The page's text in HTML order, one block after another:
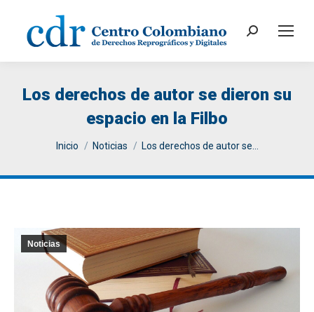
Search:
Los derechos de autor se dieron su
espacio en la Filbo
You are here:
Inicio Noticias Los derechos de autor se…
Noticias